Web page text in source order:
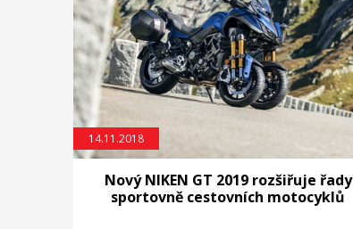
14.11.2018
Nový NIKEN GT 2019 rozšiřuje řady
sportovně cestovních motocyklů